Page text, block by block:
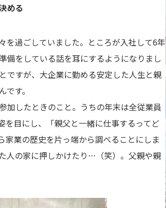
める
を過ごしていました。ところが入社して6年
備をしている話を耳にするようになりまし
ですが、大企業に勤める安定した人生と親
す。
加したときのこと。うちの年末は全従業員
を目にし、「親父と一緒に仕事するってど
家業の歴史を片っ端から調べることにしま
人の家に押しかけたり…（笑）。父親や親